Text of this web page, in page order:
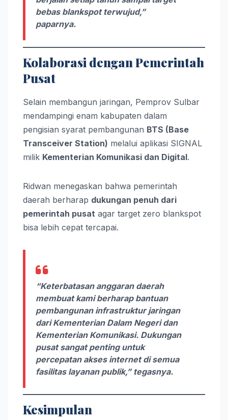
bebas blankspot terwujud,”
paparnya.
Kolaborasi dengan Pemerintah
Pusat
Selain membangun jaringan, Pemprov Sulbar
mendampingi enam kabupaten dalam
pengisian syarat pembangunan BTS (Base
Transceiver Station) melalui aplikasi SIGNAL
milik Kementerian Komunikasi dan Digital.
Ridwan menegaskan bahwa pemerintah
daerah berharap dukungan penuh dari
pemerintah pusat agar target zero blankspot
bisa lebih cepat tercapai.
“Keterbatasan anggaran daerah
membuat kami berharap bantuan
pembangunan infrastruktur jaringan
dari Kementerian Dalam Negeri dan
Kementerian Komunikasi. Dukungan
pusat sangat penting untuk
percepatan akses internet di semua
fasilitas layanan publik,” tegasnya.
Kesimpulan